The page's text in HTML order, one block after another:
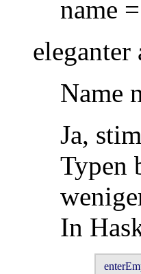
name
eleganter
Name
Ja,
Typen
In